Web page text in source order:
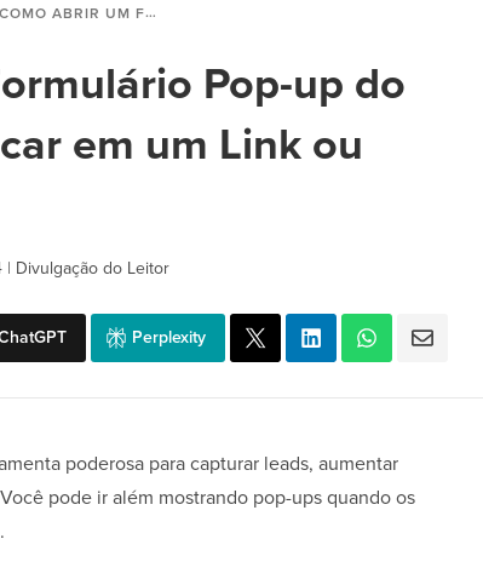
COMO ABRIR UM FORMULÁRIO POP-UP DO WORDPRESS AO CLICAR EM UM LINK OU IMAGEM
Pop-up do
em um Link ou
| Divulgação do Leitor
Perplexity
poderosa para capturar leads, aumentar
pode ir além mostrando pop-ups quando os